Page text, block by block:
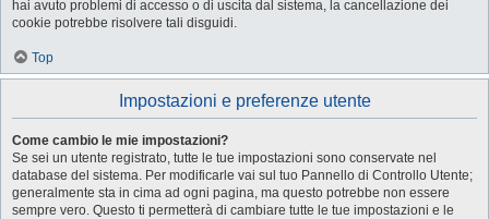
hai avuto problemi di accesso o di uscita dal sistema, la cancellazione dei
cookie potrebbe risolvere tali disguidi.
Top
Impostazioni e preferenze utente
Come cambio le mie impostazioni?
Se sei un utente registrato, tutte le tue impostazioni sono conservate nel
database del sistema. Per modificarle vai sul tuo Pannello di Controllo Utente;
generalmente sta in cima ad ogni pagina, ma questo potrebbe non essere
sempre vero. Questo ti permetterà di cambiare tutte le tue impostazioni e le